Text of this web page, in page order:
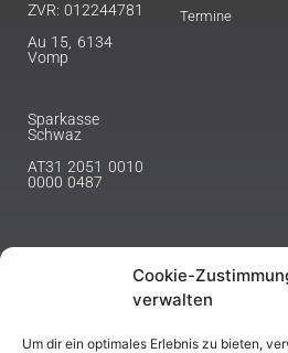
Cookie-
verwalten
Um dir ein optimales Erlebnis zu bieten,
ZVR: 012244781
Au 15, 6134
Vomp
Sparkasse
Schwaz
AT31 2051 0010
0000 0487
Termine